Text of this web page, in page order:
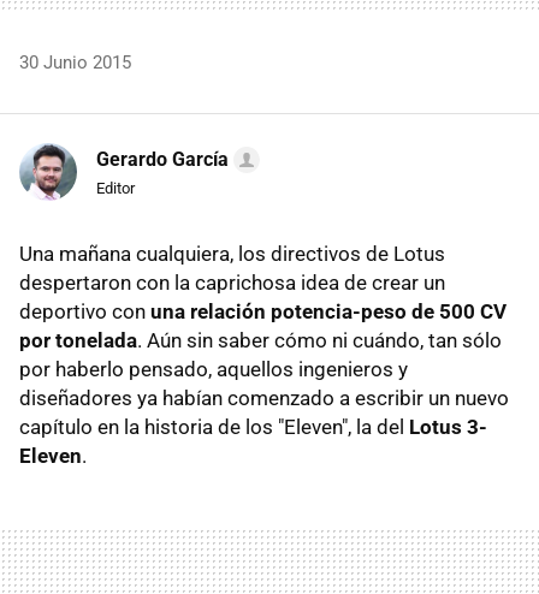
30 Junio 2015
Gerardo García
Editor
Una mañana cualquiera, los directivos de Lotus
despertaron con la caprichosa idea de crear un
deportivo con una relación potencia-peso de 500 CV
por tonelada. Aún sin saber cómo ni cuándo, tan sólo
por haberlo pensado, aquellos ingenieros y
diseñadores ya habían comenzado a escribir un nuevo
capítulo en la historia de los "Eleven", la del Lotus 3-
Eleven.